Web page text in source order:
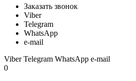
Заказать звонок
Viber
Telegram
WhatsApp
e-mail
ViberTelegram WhatsApp e-mail
0